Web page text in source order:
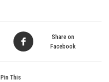
Share on
Facebook
Pin This